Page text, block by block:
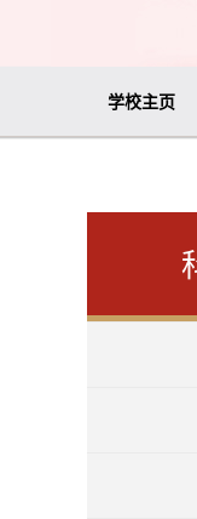
学校主页